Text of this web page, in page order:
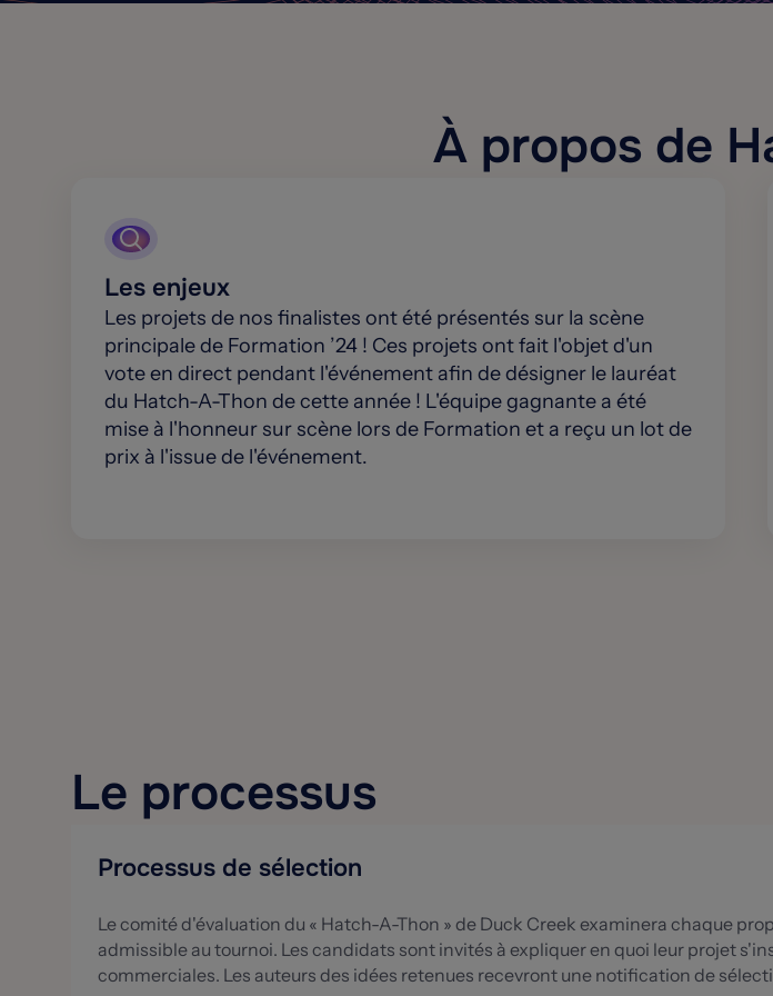
À propos de
Les enjeux
Les projets de nos finalistes ont été présentés sur la scène
principale de Formation ’24 ! Ces projets ont fait l'objet d'un
vote en direct pendant l'événement afin de désigner le lauréat
du Hatch-A-Thon de cette année ! L'équipe gagnante a été
mise à l'honneur sur scène lors de Formation et a reçu un lot de
prix à l'issue de l'événement.
Le processus
Processus de sélection
Le comité d'évaluation du « Hatch-A-Thon » de Duck Creek examinera chaque
admissible au tournoi. Les candidats sont invités à expliquer en quoi leur projet
commerciales. Les auteurs des idées retenues recevront une notification de